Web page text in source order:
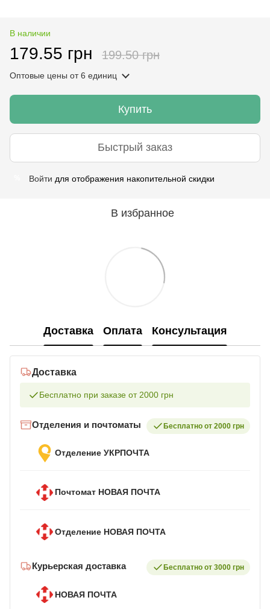
В наличии
179.55 грн 199.50 грн
Оптовые цены от 6 единиц
Купить
Быстрый заказ
Войти для отображения накопительной скидки
В избранное
Доставка Оплата Консультация
Доставка
Бесплатно при заказе от 2000 грн
Отделения и почтоматы Бесплатно от 2000 грн
Отделение УКРПОЧТА
Почтомат НОВАЯ ПОЧТА
Отделение НОВАЯ ПОЧТА
Курьерская доставка Бесплатно от 3000 грн
НОВАЯ ПОЧТА